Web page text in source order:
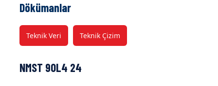
Dökümanlar
Teknik Veri Teknik Çizim
NMST 90L4 24